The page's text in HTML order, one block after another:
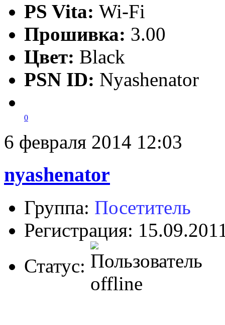
PS Vita: Wi-Fi
Прошивка: 3.00
Цвет: Black
PSN ID: Nyashenator
0
6 февраля 2014 12:03
nyashenator
Группа: Посетитель
Регистрация:
Статус: